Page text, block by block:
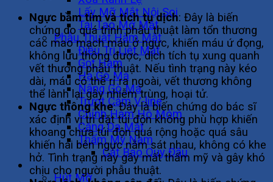
Lấy Mỡ Mắt Nội Soi
Tái Tạo Mỡ Mắt
Phẫu Thuật Hàm Mặt
Điều Trị Liệt Mặt
Gọt Hàm
Hạ Gò Má
Nâng Gò Má
Trượt Cằm V-line
Chỉnh Hàm Hô Móm
Căng Da Mặt
Thẩm Mỹ Nam
Cắt Bao Quy Đầu
Vóc Dáng
Hút Mỡ
Ngực bầm tím và tích tụ dịch: Đây là biến
chứng do quá trình phẫu thuật làm tổn thương
các mao mạch máu ở ngực, khiến máu ứ đọng,
không lưu thông được, dịch tích tụ xung quanh
vết thương phẫu thuật. Nếu tình trạng này kéo
dài, máu có thể rỉ ra ngoài, vết thương không
thể lành lại gây nhiễm trùng, hoại tử.
Ngực thông khe: Đây là biến chứng do bác sĩ
xác định vị trí đặt túi độn không phù hợp khiến
khoang chứa túi độn quá rộng hoặc quá sâu
khiến hai bên ngực nằm sát nhau, không có khe
hở. Tình trạng này gây mất thẩm mỹ và gây khó
chịu cho người phẫu thuật.